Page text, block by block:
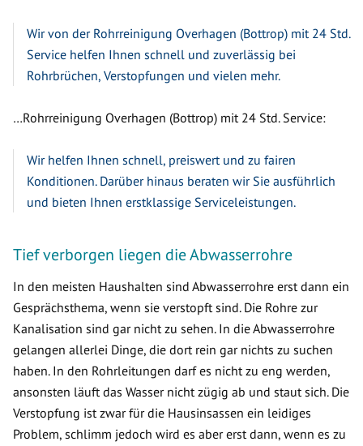
Wir von der Rohrreinigung Overhagen (Bottrop) mit 24 Std.
Service helfen Ihnen schnell und zuverlässig bei
Rohrbrüchen, Verstopfungen und vielen mehr.
…Rohrreinigung Overhagen (Bottrop) mit 24 Std. Service:
Wir helfen Ihnen schnell, preiswert und zu fairen
Konditionen. Darüber hinaus beraten wir Sie ausführlich
und bieten Ihnen erstklassige Serviceleistungen.
Tief verborgen liegen die Abwasserrohre
In den meisten Haushalten sind Abwasserrohre erst dann ein
Gesprächsthema, wenn sie verstopft sind. Die Rohre zur
Kanalisation sind gar nicht zu sehen. In die Abwasserrohre
gelangen allerlei Dinge, die dort rein gar nichts zu suchen
haben. In den Rohrleitungen darf es nicht zu eng werden,
ansonsten läuft das Wasser nicht zügig ab und staut sich. Die
Verstopfung ist zwar für die Hausinsassen ein leidiges
Problem, schlimm jedoch wird es aber erst dann, wenn es zu